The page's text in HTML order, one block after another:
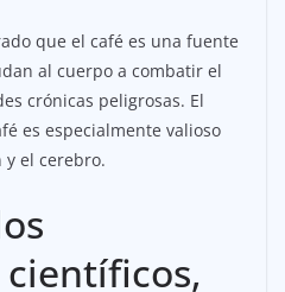
que el café es una fuente
al cuerpo a combatir el
crónicas peligrosas. El
es especialmente valioso
y el cerebro.